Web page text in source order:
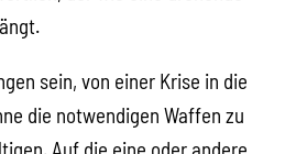
Benzin in das Feuer des
langen Periode sinkender
der Öffentlichkeit